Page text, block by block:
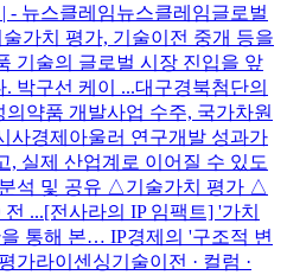
- 뉴스클레임뉴스클레임글로벌
가치 평가, 기술이전 중개 등을
기술의 글로벌 시장 진입을 앞
박구선 케이 ...대구경북첨단의
약품 개발사업 수주, 국가차원
사경제아울러 연구개발 성과가
, 실제 산업계로 이어질 수 있도
석 및 공유 △기술가치 평가 △
...[전사라의 IP 임팩트] '가치
통해 본… IP경제의 '구조적 변
가라이센싱기술이전 · 컬럼 ·